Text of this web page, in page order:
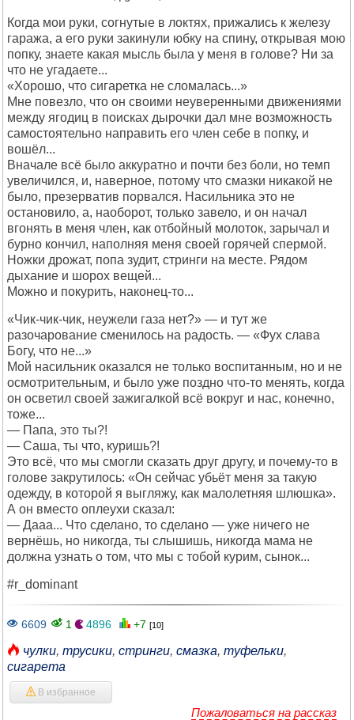
Когда мои руки, согнутые в локтях, прижались к железу
гаража, а его руки закинули юбку на спину, открывая мою
попку, знаете какая мысль была у меня в голове? Ни за
что не угадаете...
«Хорошо, что сигаретка не сломалась...»
Мне повезло, что он своими неуверенными движениями
между ягодиц в поисках дырочки дал мне возможность
самостоятельно направить его член себе в попку, и
вошёл...
Вначале всё было аккуратно и почти без боли, но темп
увеличился, и, наверное, потому что смазки никакой не
было, презерватив порвался. Насильника это не
остановило, а, наоборот, только завело, и он начал
вгонять в меня член, как отбойный молоток, зарычал и
бурно кончил, наполняя меня своей горячей спермой.
Ножки дрожат, попа зудит, стринги на месте. Рядом
дыхание и шорох вещей...
Можно и покурить, наконец-то...
«Чик-чик-чик, неужели газа нет?» — и тут же
разочарование сменилось на радость. — «Фух слава
Богу, что не...»
Мой насильник оказался не только воспитанным, но и не
осмотрительным, и было уже поздно что-то менять, когда
он осветил своей зажигалкой всё вокруг и нас, конечно,
тоже...
— Папа, это ты?!
— Саша, ты что, куришь?!
Это всё, что мы смогли сказать друг другу, и почему-то в
голове закрутилось: «Он сейчас убьёт меня за такую
одежду, в которой я выгляжу, как малолетняя шлюшка».
А он вместо оплеухи сказал:
— Дааа... Что сделано, то сделано — уже ничего не
вернёшь, но никогда, ты слышишь, никогда мама не
должна узнать о том, что мы с тобой курим, сынок...
#r_dоminаnt
6609 1 4896 +7 [10]
чулки, трусики, стринги, смазка, туфельки,
сигарета
В избранное
Пожаловаться на рассказ